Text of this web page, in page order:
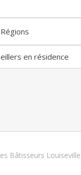
Régions
en résidence
Bâtisseurs Louiseville